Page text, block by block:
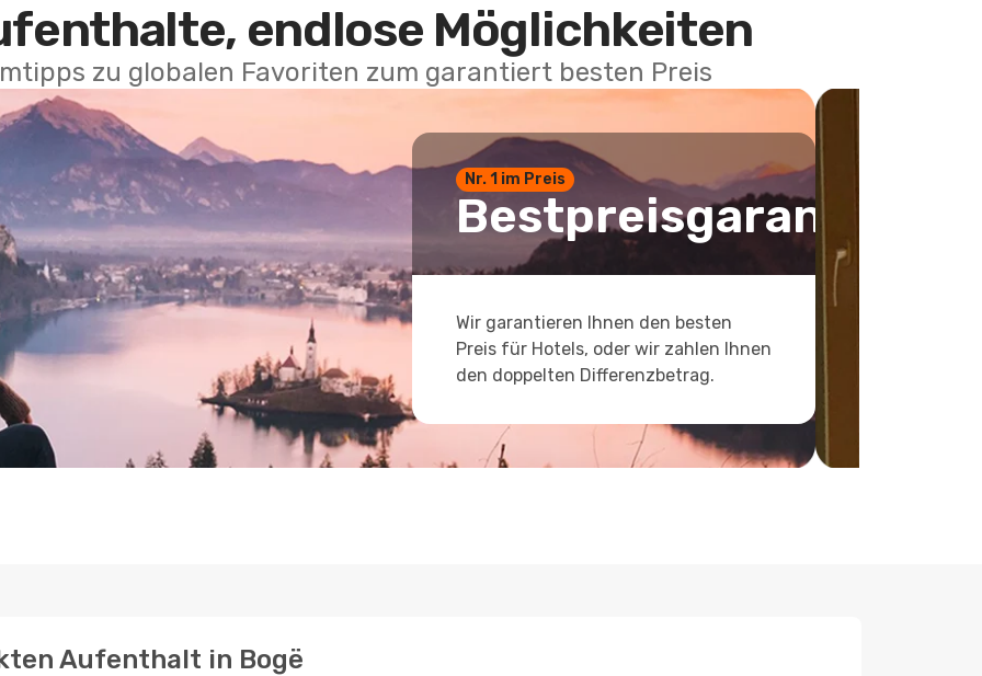
endlose Möglichkeiten
zu globalen Favoriten zum garantiert besten Preis
Nr. 1 im Preis
Bestpreisgarantie
Wir garantieren Ihnen den besten
Preis für Hotels, oder wir zahlen Ihnen
den doppelten Differenzbetrag.
Aufenthalt in Bogë